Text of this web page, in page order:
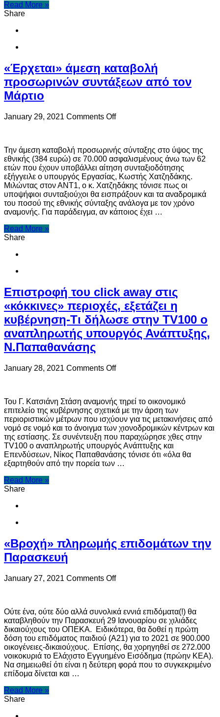
Read More »
Share
«Έρχεται» άμεση καταβολή
προσωρινών συντάξεων από τον
Μάρτιο
January 29, 2021 Comments Offon
προσωρινών
συντάξεων
από
τον
Μάρτιο
Την άμεση καταβολή προσωρινής σύνταξης στο ύψος της
εθνικής (384 ευρώ) σε 70.000 ασφαλισμένους άνω των 62
ετών που έχουν υποβάλλει αίτηση συνταξιοδότησης
εξήγγειλε ο υπουργός Εργασίας, Κωστής Χατζηδάκης.
Μιλώντας στον ΑΝΤ1, ο κ. Χατζηδάκης τόνισε πως οι
υποψήφιοι συνταξιούχοι θα εισπράξουν και τα αναδρομικά
του ποσού της εθνικής σύνταξης ανάλογα με τον χρόνο
αναμονής. Για παράδειγμα, αν κάποιος έχει …
Read More »
Share
Επιστροφή του click away στις
«κόκκινες» περιοχές, εξετάζει η
κυβέρνηση-Τι δήλωσε στην TV100 ο
αναπληρωτής υπουργός Ανάπτυξης,
Ν.Παπαθανάσης
January 28, 2021 Comments Offon
away
στις
«κόκκινες»
περιοχές,
εξετάζει
η
κυβέρνηση-
Τι
Του Γ. Κατσιάνη Στάση αναμονής τηρεί το οικονομικό
επιτελείο της κυβέρνησης σχετικά με την άρση των
περιοριστικών μέτρων που ισχύουν για τις μετακινήσεις από
νομό σε νομό και το άνοιγμα των χιονοδρομικών κέντρων και
της εστίασης. Σε συνέντευξη που παραχώρησε χθες στην
TV100 ο αναπληρωτής υπουργός Ανάπτυξης και
Επενδύσεων, Νίκος Παπαθανάσης τόνισε ότι «όλα θα
εξαρτηθούν από την πορεία των …
Read More »
Share
«Βροχή» πληρωμής επιδομάτων την
Παρασκευή
January 27, 2021 Comments Offon
την
Παρασκευή
Ούτε ένα, ούτε δύο αλλά συνολικά εννιά επιδόματα(!) θα
καταβληθούν την Παρασκευή 29 Ιανουαρίου σε χιλιάδες
δικαιούχους του ΟΠΕΚΑ. Ειδικότερα, θα δοθεί η πρώτη
δόση του επιδόματος παιδιού (Α21) για το 2021 σε 900.000
οικογένειες-δικαιούχους. Επίσης, θα χορηγηθεί σε 272.000
νοικοκυριά το Ελάχιστο Εγγυημένο Εισόδημα (πρώην ΚΕΑ).
Να σημειωθεί ότι είναι η δεύτερη φορά που το συγκεκριμένο
επίδομα δίνεται και …
Read More »
Share